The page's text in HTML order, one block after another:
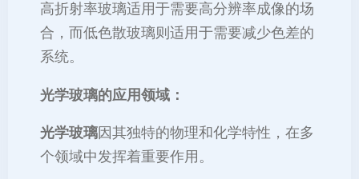
高折射率玻璃适用于需要高分辨率成像的场
合，而低色散玻璃则适用于需要减少色差的
系统。
光学玻璃的应用领域：
光学玻璃因其独特的物理和化学特性，在多
个领域中发挥着重要作用。